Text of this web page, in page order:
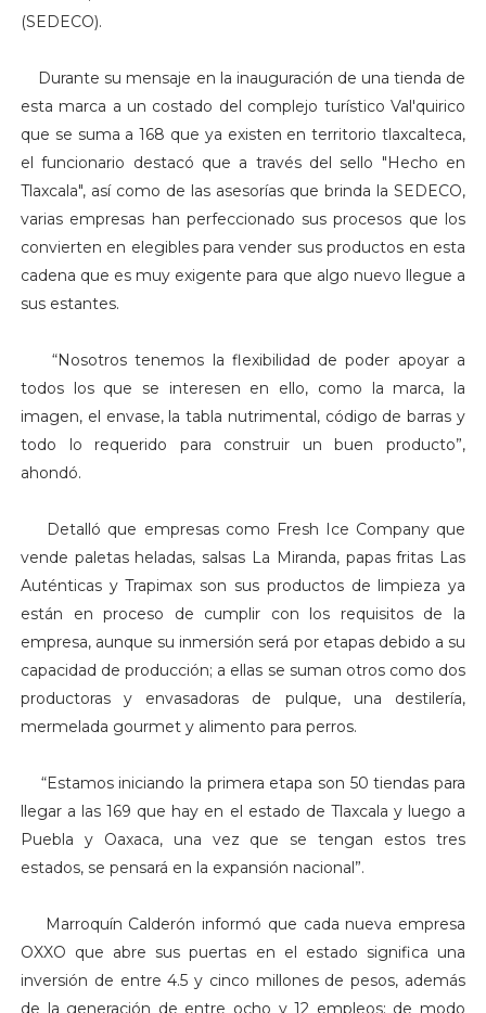
(SEDECO).
Durante su mensaje en la inauguración de una tienda de
esta marca a un costado del complejo turístico Val'quirico
que se suma a 168 que ya existen en territorio tlaxcalteca,
el funcionario destacó que a través del sello "Hecho en
Tlaxcala", así como de las asesorías que brinda la SEDECO,
varias empresas han perfeccionado sus procesos que los
convierten en elegibles para vender sus productos en esta
cadena que es muy exigente para que algo nuevo llegue a
sus estantes.
“Nosotros tenemos la flexibilidad de poder apoyar a
todos los que se interesen en ello, como la marca, la
imagen, el envase, la tabla nutrimental, código de barras y
todo lo requerido para construir un buen producto”,
ahondó.
Detalló que empresas como Fresh Ice Company que
vende paletas heladas, salsas La Miranda, papas fritas Las
Auténticas y Trapimax son sus productos de limpieza ya
están en proceso de cumplir con los requisitos de la
empresa, aunque su inmersión será por etapas debido a su
capacidad de producción; a ellas se suman otros como dos
productoras y envasadoras de pulque, una destilería,
mermelada gourmet y alimento para perros.
“Estamos iniciando la primera etapa son 50 tiendas para
llegar a las 169 que hay en el estado de Tlaxcala y luego a
Puebla y Oaxaca, una vez que se tengan estos tres
estados, se pensará en la expansión nacional”.
Marroquín Calderón informó que cada nueva empresa
OXXO que abre sus puertas en el estado significa una
inversión de entre 4.5 y cinco millones de pesos, además
de la generación de entre ocho y 12 empleos; de modo